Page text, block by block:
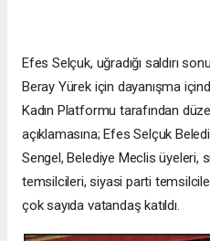
Efes Selçuk, uğradığı saldırı
Beray Yürek için dayanışma
Kadın Platformu tarafından
açıklamasına; Efes Selçuk
Sengel, Belediye Meclis üyeleri,
temsilcileri, siyasi parti
çok sayıda vatandaş katıldı.